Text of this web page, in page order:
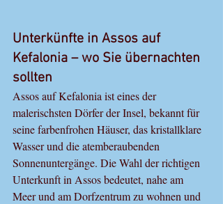
Unterkünfte in Assos auf
Kefalonia – wo Sie übernachten
sollten
Assos auf Kefalonia ist eines der
malerischsten Dörfer der Insel, bekannt für
seine farbenfrohen Häuser, das kristallklare
Wasser und die atemberaubenden
Sonnenuntergänge. Die Wahl der richtigen
Unterkunft in Assos bedeutet, nahe am
Meer und am Dorfzentrum zu wohnen und